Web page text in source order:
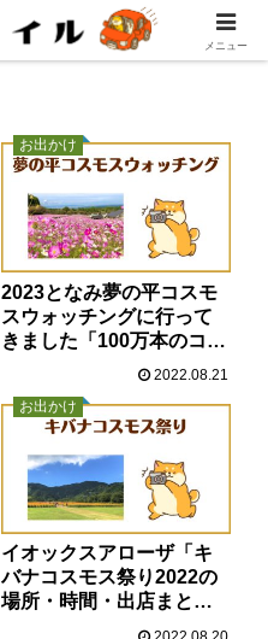
お出かけ
2023となみ夢の平コスモ
スウォッチングに行って
きました「100万本のコス
2022.08.21
お出かけ
イオックスアローザ「キ
バナコスモス祭り2022の
場所・時間・出店まと
メニュー